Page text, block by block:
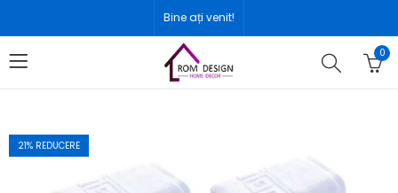
Bine ați venit!
0
21% REDUCERE